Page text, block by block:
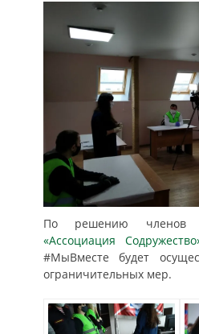
По решению членов
«Ассоциация
#МыВместе будет
ограничительных мер.